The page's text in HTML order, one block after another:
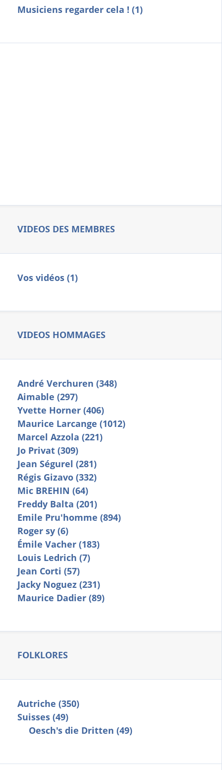
Musiciens regarder cela ! (1)
VIDEOS DES MEMBRES
Vos vidéos (1)
VIDEOS HOMMAGES
André Verchuren (348)
Aimable (297)
Yvette Horner (406)
Maurice Larcange (1012)
Marcel Azzola (221)
Jo Privat (309)
Jean Ségurel (281)
Régis Gizavo (332)
Mic BREHIN (64)
Freddy Balta (201)
Emile Pru'homme (894)
Roger sy (6)
Émile Vacher (183)
Louis Ledrich (7)
Jean Corti (57)
Jacky Noguez (231)
Maurice Dadier (89)
FOLKLORES
Autriche (350)
Suisses (49)
Oesch's die Dritten (49)